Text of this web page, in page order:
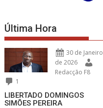
Última Hora
30 de Janeiro
de 2026
Redacção F8
1
LIBERTADO DOMINGOS
SIMÕES PEREIRA